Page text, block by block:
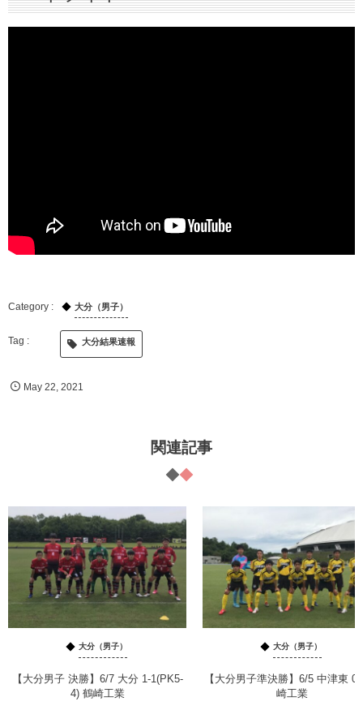
大分（男子）
大分結果速報
May 22 ,2021
関連記事
大分（男子）
【大分男子 決勝】6/7 大分 1-1(PK5-
4) 鶴崎工業
大分（男子）
【大分男子準決勝】6/5 中津東
崎工業